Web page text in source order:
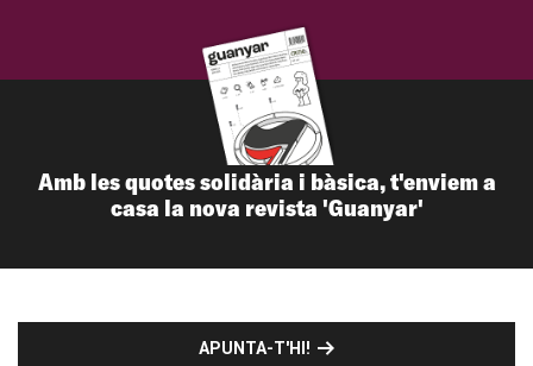
Amb les quotes solidària i bàsica, t'enviem a
casa la nova revista 'Guanyar'
APUNTA-T'HI!